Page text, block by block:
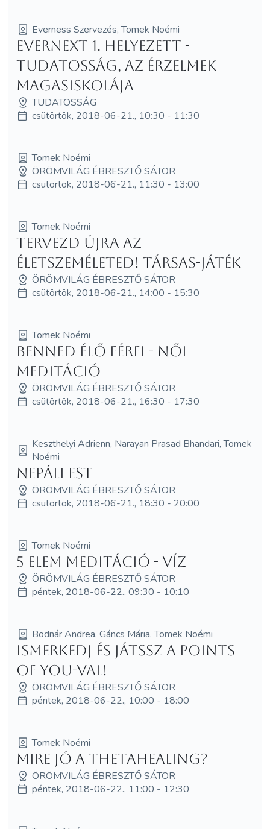
Everness Szervezés, Tomek Noémi
Evernext 1. helyezett -
Tudatosság, az érzelmek
magasiskolája
TUDATOSSÁG
csütörtök, 2018-06-21., 10:30 - 11:30
Tomek Noémi
ÖRÖMVILÁG ÉBRESZTŐ SÁTOR
csütörtök, 2018-06-21., 11:30 - 13:00
Tomek Noémi
Tervezd újra az
ÉLETszeméletED! Társas-játék
ÖRÖMVILÁG ÉBRESZTŐ SÁTOR
csütörtök, 2018-06-21., 14:00 - 15:30
Tomek Noémi
Benned élő Férfi - Női
meditáció
ÖRÖMVILÁG ÉBRESZTŐ SÁTOR
csütörtök, 2018-06-21., 16:30 - 17:30
Keszthelyi Adrienn, Narayan Prasad Bhandari, Tomek
Noémi
Nepáli est
ÖRÖMVILÁG ÉBRESZTŐ SÁTOR
csütörtök, 2018-06-21., 18:30 - 20:00
Tomek Noémi
5 elem meditáció - Víz
ÖRÖMVILÁG ÉBRESZTŐ SÁTOR
péntek, 2018-06-22., 09:30 - 10:10
Bodnár Andrea, Gáncs Mária, Tomek Noémi
Ismerkedj és játssz a Points
of You-val!
ÖRÖMVILÁG ÉBRESZTŐ SÁTOR
péntek, 2018-06-22., 10:00 - 18:00
Tomek Noémi
Mire jó a ThetaHealing?
ÖRÖMVILÁG ÉBRESZTŐ SÁTOR
péntek, 2018-06-22., 11:00 - 12:30